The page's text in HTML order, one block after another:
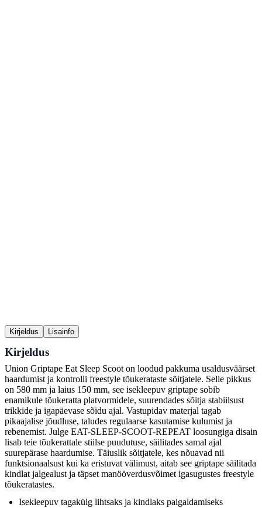
Kirjeldus Lisainfo
Kirjeldus
Union Griptape Eat Sleep Scoot on loodud pakkuma usaldusväärset
haardumist ja kontrolli freestyle tõukerataste sõitjatele. Selle pikkus
on 580 mm ja laius 150 mm, see isekleepuv griptape sobib
enamikule tõukeratta platvormidele, suurendades sõitja stabiilsust
trikkide ja igapäevase sõidu ajal. Vastupidav materjal tagab
pikaajalise jõudluse, taludes regulaarse kasutamise kulumist ja
rebenemist. Julge EAT-SLEEP-SCOOT-REPEAT loosungiga disain
lisab teie tõukerattale stiilse puudutuse, säilitades samal ajal
suurepärase haardumise. Täiuslik sõitjatele, kes nõuavad nii
funktsionaalsust kui ka eristuvat välimust, aitab see griptape säilitada
kindlat jalgealust ja täpset manööverdusvõimet igasugustes freestyle
tõukeratastes.
Isekleepuv tagakülg lihtsaks ja kindlaks paigaldamiseks